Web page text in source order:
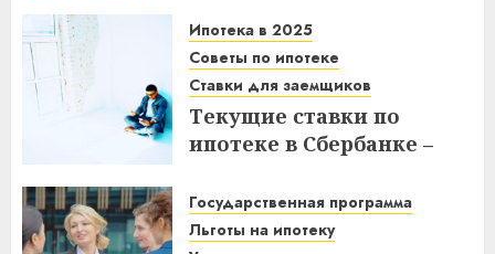
дверным проемом в
отремонтированной
квартире
14.11.2025
Ипотека в 2025
Советы по ипотеке
Ставки для заемщиков
Текущие ставки по
ипотеке в Сбербанке –
заемщикам в 2025 году
14.11.2025
Государственная программа
Льготы на ипотеку